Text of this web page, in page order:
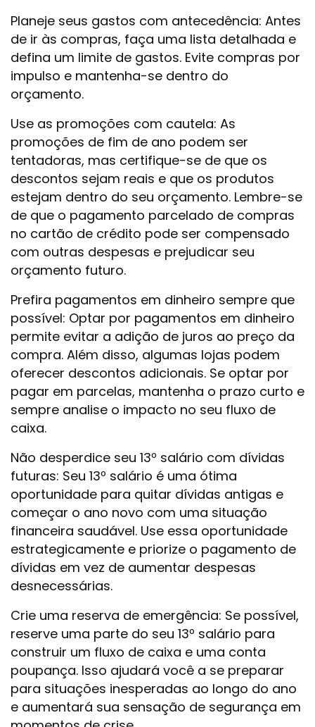
Planeje seus gastos com antecedência: Antes
de ir às compras, faça uma lista detalhada e
defina um limite de gastos. Evite compras por
impulso e mantenha-se dentro do
orçamento.
Use as promoções com cautela: As
promoções de fim de ano podem ser
tentadoras, mas certifique-se de que os
descontos sejam reais e que os produtos
estejam dentro do seu orçamento. Lembre-se
de que o pagamento parcelado de compras
no cartão de crédito pode ser compensado
com outras despesas e prejudicar seu
orçamento futuro.
Prefira pagamentos em dinheiro sempre que
possível: Optar por pagamentos em dinheiro
permite evitar a adição de juros ao preço da
compra. Além disso, algumas lojas podem
oferecer descontos adicionais. Se optar por
pagar em parcelas, mantenha o prazo curto e
sempre analise o impacto no seu fluxo de
caixa.
Não desperdice seu 13º salário com dívidas
futuras: Seu 13º salário é uma ótima
oportunidade para quitar dívidas antigas e
começar o ano novo com uma situação
financeira saudável. Use essa oportunidade
estrategicamente e priorize o pagamento de
dívidas em vez de aumentar despesas
desnecessárias.
Crie uma reserva de emergência: Se possível,
reserve uma parte do seu 13º salário para
construir um fluxo de caixa e uma conta
poupança. Isso ajudará você a se preparar
para situações inesperadas ao longo do ano
e aumentará sua sensação de segurança em